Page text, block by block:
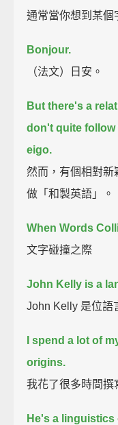
通常當你想到某個
Bonjour.
（法文）日安。
But there's a
don't quite follow
eigo.
然而，有個相對新
做「和製英語」。
When Words
文字碰撞之際
John Kelly is a
John Kelly 是位語
I spend a lot of
origins.
我花了很多時間撰
He's a linguistics